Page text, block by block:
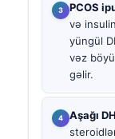
PCOS
və
yüngül
vəz
gəlir.
Aşağı